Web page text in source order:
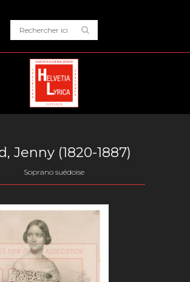
Jenny (1820-1887)
Soprano suédoise